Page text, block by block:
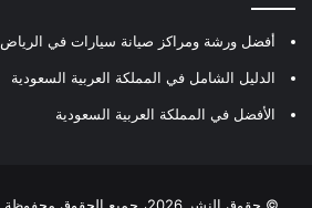
أفضل ورشة ومراكز صيانة سيارات في الرياض
الدليل الشامل في المملكة العربية السعودية
الأفضل في المملكة العربية السعودية
© حقوق النشر 2026، جميع الحقوق محفوظة لـ